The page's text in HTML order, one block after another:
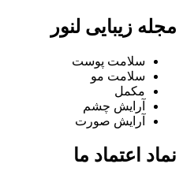
مجله زیبایی لنور
سلامت پوست
سلامت مو
مکمل
آرایش چشم
آرایش صورت
نماد اعتماد ما